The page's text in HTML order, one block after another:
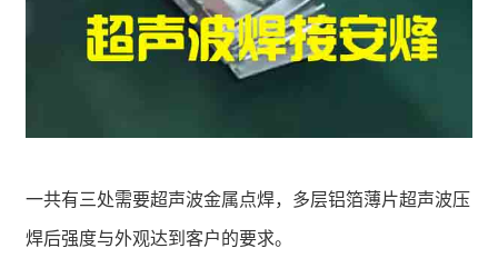
一共有三处需要超声波金属点焊，多层铝箔薄片超声波压
焊后强度与外观达到客户的要求。